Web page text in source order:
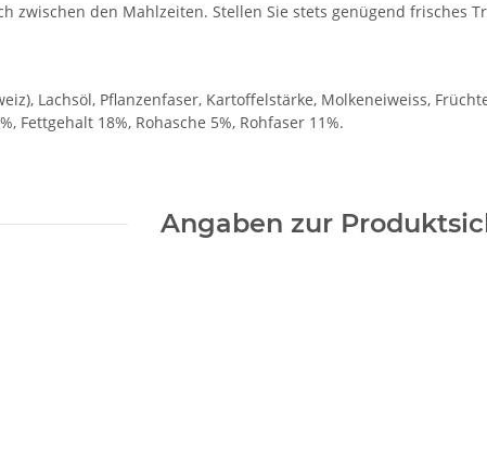
zwischen den Mahlzeiten. Stellen Sie stets genügend frisches
Lachsöl, Pflanzenfaser, Kartoffelstärke, Molkeneiweiss,
Fettgehalt 18%, Rohasche 5%, Rohfaser 11%.
Angaben zur